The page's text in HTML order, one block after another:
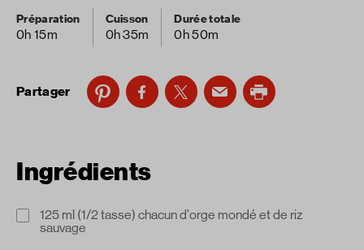
Préparation
0h 15m
Cuisson
0h 35m
Durée totale
0h 50m
Partager
Ingrédients
125 ml (1/2 tasse) chacun d’orge mondé et de riz
sauvage